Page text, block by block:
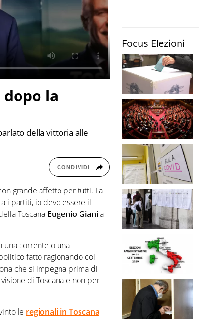
dopo la
della vittoria alle
CONDIVIDI
grande affetto per tutti. La
i partiti, io devo essere il
Toscana Eugenio Giania
una corrente o una
fatto ragionando col
che si impegna prima di
di Toscana e non per
le regionali in Toscana
Focus Elezioni